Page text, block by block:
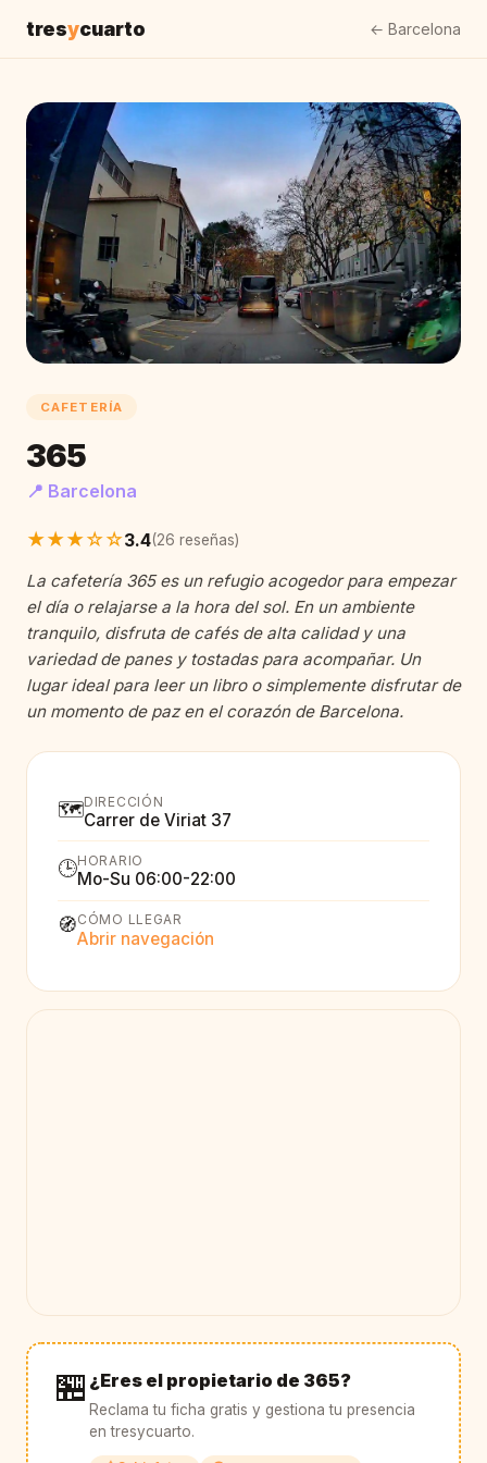
tresycuarto ← Barcelona
CAFETERÍA
365
📍 Barcelona
★★★☆☆3.4(26 reseñas)
La cafetería 365 es un refugio acogedor para empezar
el día o relajarse a la hora del sol. En un ambiente
tranquilo, disfruta de cafés de alta calidad y una
variedad de panes y tostadas para acompañar. Un
lugar ideal para leer un libro o simplemente disfrutar de
un momento de paz en el corazón de Barcelona.
🗺️DIRECCIÓN
Carrer de Viriat 37
🕒HORARIO
Mo-Su 06:00-22:00
🧭CÓMO LLEGAR
Abrir navegación
🏪 ¿Eres el propietario de 365?
Reclama tu ficha gratis y gestiona tu presencia
en tresycuarto.